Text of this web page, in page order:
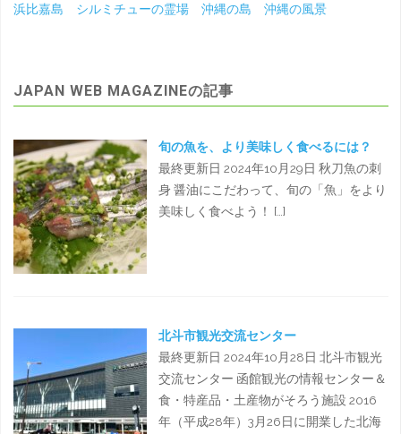
浜比嘉島 シルミチューの霊場 沖縄の島 沖縄の風景
JAPAN WEB MAGAZINEの記事
旬の魚を、より美味しく食べるには？
最終更新日 2024年10月29日 秋刀魚の刺
身 醤油にこだわって、旬の「魚」をより
美味しく食べよう！ […]
北斗市観光交流センター
最終更新日 2024年10月28日 北斗市観光
交流センター 函館観光の情報センター＆
食・特産品・土産物がそろう施設 2016
年（平成28年）3月26日に開業した北海